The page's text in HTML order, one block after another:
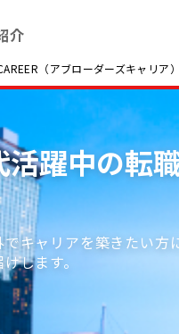
介
（アブローダーズキャリア）
躍中の転
キャリアを築きたい方
します。